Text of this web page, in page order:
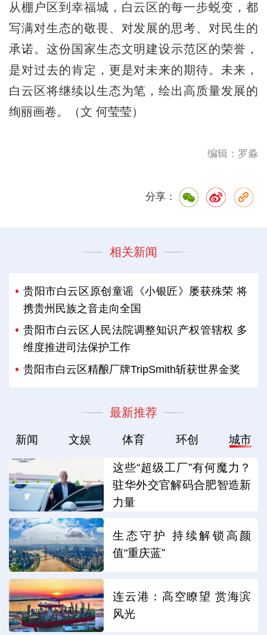
从棚户区到幸福城，白云区的每一步蜕变，都
写满对生态的敬畏、对发展的思考、对民生的
承诺。这份国家生态文明建设示范区的荣誉，
是对过去的肯定，更是对未来的期待。未来，
白云区将继续以生态为笔，绘出高质量发展的
绚丽画卷。（文 何莹莹）
编辑：罗淼
分享：
相关新闻
贵阳市白云区原创童谣《小银匠》屡获殊荣 将
携贵州民族之音走向全国
贵阳市白云区人民法院调整知识产权管辖权 多
维度推进司法保护工作
贵阳市白云区精酿厂牌TripSmith斩获世界金奖
最新推荐
新闻 文娱 体育 环创 城市
这些“超级工厂”有何魔力？
驻华外交官解码合肥智造新
力量
生态守护 持续解锁高颜
值“重庆蓝”
连云港：高空瞭望 赏海滨
风光